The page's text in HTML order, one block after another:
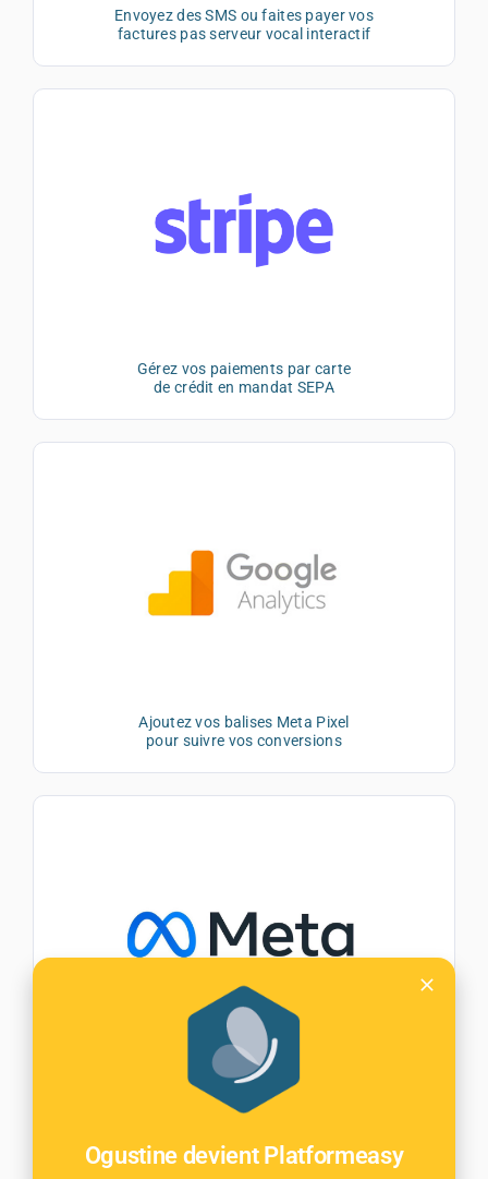
Envoyez des SMS ou faites payer vos
factures pas serveur vocal interactif
Gérez vos paiements par carte
de crédit en mandat SEPA
Ajoutez vos balises Meta Pixel
pour suivre vos conversions
Envoyez des SMS ou faites payer vos
factures pas serveur vocal interactif
Ogustine devient Platformeasy